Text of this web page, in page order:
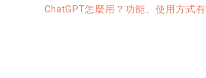
ChatGPT怎麼用？功能、使用方式